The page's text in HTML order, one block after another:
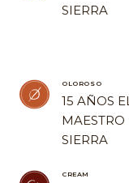
SIERRA
OLOROSO
15 AÑOS EL
MAESTRO
SIERRA
CREAM